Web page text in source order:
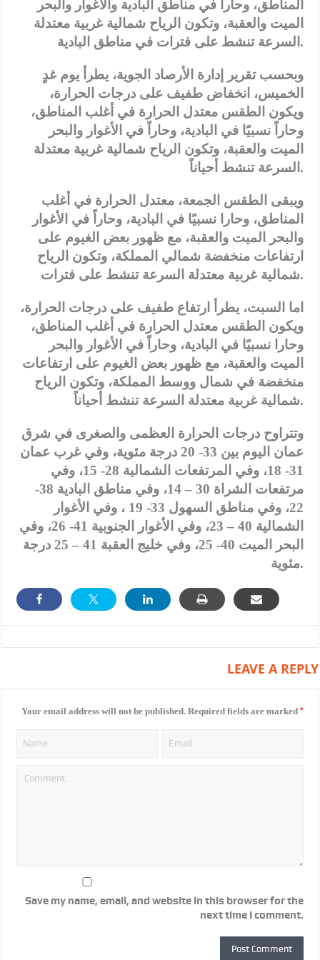
المناطق، وحاراً في مناطق البادية والأغوار والبحر
الميت والعقبة، وتكون الرياح شمالية غربية معتدلة
السرعة تنشط على فترات في مناطق البادية.
وبحسب تقرير إدارة الأرصاد الجوية، يطرأ يوم غدٍ
الخميس، انخفاض طفيف على درجات الحرارة،
ويكون الطقس معتدل الحرارة في أغلب المناطق،
وحاراً نسبيًا في البادية، وحاراً في الأغوار والبحر
الميت والعقبة، وتكون الرياح شمالية غربية معتدلة
السرعة تنشط أحياناً.
ويبقى الطقس الجمعة، معتدل الحرارة في أغلب
المناطق، وحارا نسبيًا في البادية، وحاراً في الأغوار
والبحر الميت والعقبة، مع ظهور بعض الغيوم على
ارتفاعات منخفضة شمالي المملكة، وتكون الرياح
شمالية غربية معتدلة السرعة تنشط على فترات.
اما السبت، يطرأ ارتفاع طفيف على درجات الحرارة،
ويكون الطقس معتدل الحرارة في أغلب المناطق،
وحارا نسبيًا في البادية، وحاراً في الأغوار والبحر
الميت والعقبة، مع ظهور بعض الغيوم على ارتفاعات
منخفضة في شمال ووسط المملكة، وتكون الرياح
شمالية غربية معتدلة السرعة تنشط أحياناً.
وتتراوح درجات الحرارة العظمى والصغرى في شرق
عمان اليوم بين 33- 20 درجة مئوية، وفي غرب عمان
31- 18، وفي المرتفعات الشمالية 28- 15، وفي
مرتفعات الشراة 30 – 14، وفي مناطق البادية 38-
22، وفي مناطق السهول 33- 19 ، وفي الأغوار
الشمالية 40 – 23، وفي الأغوار الجنوبية 41- 26، وفي
البحر الميت 40- 25، وفي خليج العقبة 41 – 25 درجة
مئوية.
LEAVE A REPLY
Your email address will not be published. Required fields are marked *
Save my name, email, and website in this browser for the
next time I comment.